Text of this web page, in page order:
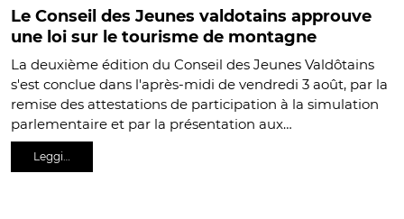
Le Conseil des Jeunes valdotains approuve
une loi sur le tourisme de montagne
La deuxième édition du Conseil des Jeunes Valdôtains
s'est conclue dans l'après-midi de vendredi 3 août, par la
remise des attestations de participation à la simulation
parlementaire et par la présentation aux…
Leggi…